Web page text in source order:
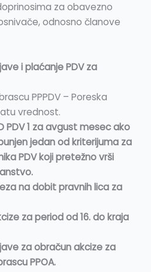
za obavezno
odnosno članove
i plaćanje PDV za
PPPDV – Poreska
vrednost.
PDV 1 za avgust mesec ako
jedan od kriterijuma za
PDV koji pretežno vrši
na dobit pravnih lica za
za period od 16. do kraja
za obračun akcize za
PPOA.